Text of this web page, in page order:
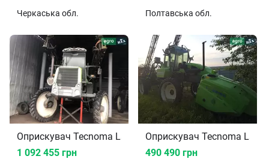
Черкаська обл. Полтавська обл.
Оприскувач Tecnoma Laser 2013
1 092 455 грн
Оприскувач Tecnoma
490 490 грн